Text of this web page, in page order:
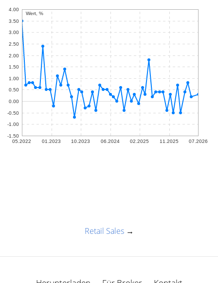
Retail Sales →